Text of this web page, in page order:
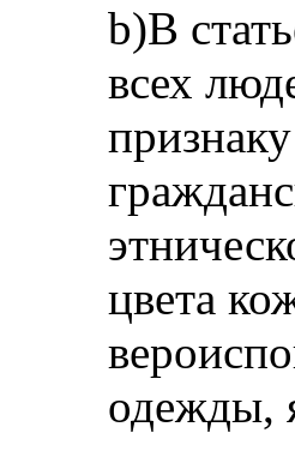
b)В
всех
цвета
одежды,